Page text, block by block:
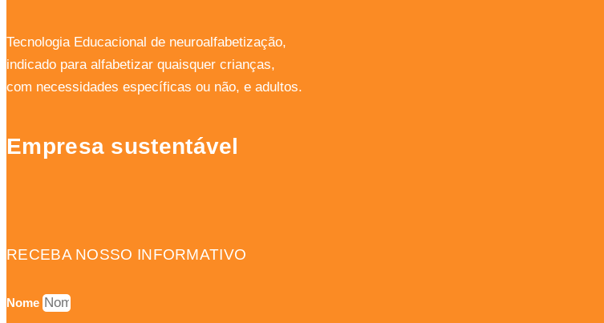
Tecnologia Educacional de neuroalfabetização,
indicado para alfabetizar quaisquer crianças,
com necessidades específicas ou não, e adultos.
Empresa sustentável
RECEBA NOSSO INFORMATIVO
Nome